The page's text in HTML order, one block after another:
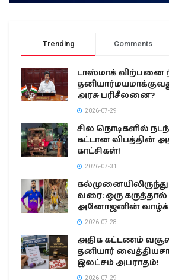
Trending Comments
டாஸ்மாக்
அரசு பரிசீலனை?
2026-07-29
சில நொடிகளில்
கட்டான விபத்தின்
காட்சிகள்!
2026-07-31
கல்முனையிலிருந்து
வரை: ஒரு
அனோஜனின்
2026-07-28
அதிக கட்டணம்
தனியார்
இலட்சம் அபராதம்!
2026-07-29